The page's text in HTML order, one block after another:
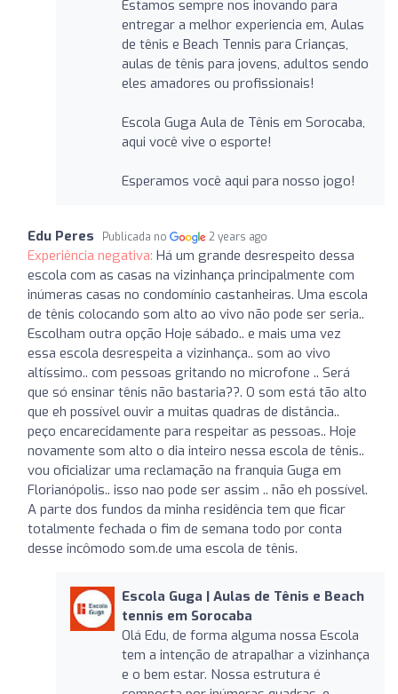
Estamos sempre nos inovando para
entregar a melhor experiencia em, Aulas
de tênis e Beach Tennis para Crianças,
aulas de tênis para jovens, adultos sendo
eles amadores ou profissionais!
Escola Guga Aula de Tênis em Sorocaba,
aqui você vive o esporte!
Esperamos você aqui para nosso jogo!
Edu Peres Publicada no 2 years ago
Experiência negativa: Há um grande desrespeito dessa
escola com as casas na vizinhança principalmente com
inúmeras casas no condomínio castanheiras. Uma escola
de tênis colocando som alto ao vivo não pode ser seria..
Escolham outra opção Hoje sábado.. e mais uma vez
essa escola desrespeita a vizinhança.. som ao vivo
altíssimo.. com pessoas gritando no microfone .. Será
que só ensinar tênis não bastaria??. O som está tão alto
que eh possível ouvir a muitas quadras de distância..
peço encarecidamente para respeitar as pessoas.. Hoje
novamente som alto o dia inteiro nessa escola de tênis..
vou oficializar uma reclamação na franquia Guga em
Florianópolis.. isso nao pode ser assim .. não eh possível.
A parte dos fundos da minha residência tem que ficar
totalmente fechada o fim de semana todo por conta
desse incômodo som.de uma escola de tênis.
Escola Guga | Aulas de Tênis e Beach
tennis em Sorocaba
Olá Edu, de forma alguma nossa Escola
tem a intenção de atrapalhar a vizinhança
e o bem estar. Nossa estrutura é